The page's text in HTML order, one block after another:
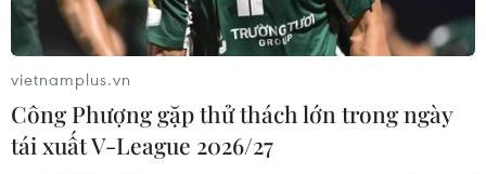
vietnamplus.vn
Công Phượng gặp thử thách lớn trong ngày
tái xuất V-League 2026/27